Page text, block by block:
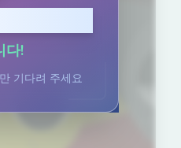
다!
기다려 주세요